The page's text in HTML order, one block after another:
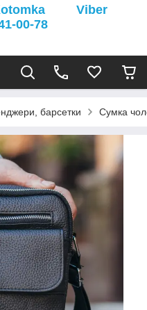
Kotomka Viber
00-78
барсетки Сумка